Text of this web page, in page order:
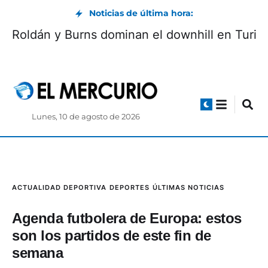
Noticias de última hora:
Roldán y Burns dominan el downhill en Turi
Lunes, 10 de agosto de 2026
ACTUALIDAD DEPORTIVA DEPORTES ÚLTIMAS NOTICIAS
Agenda futbolera de Europa: estos
son los partidos de este fin de
semana